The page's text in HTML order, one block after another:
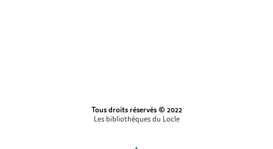
Tous droits réservés © 2022
Les bibliothèques du Locle